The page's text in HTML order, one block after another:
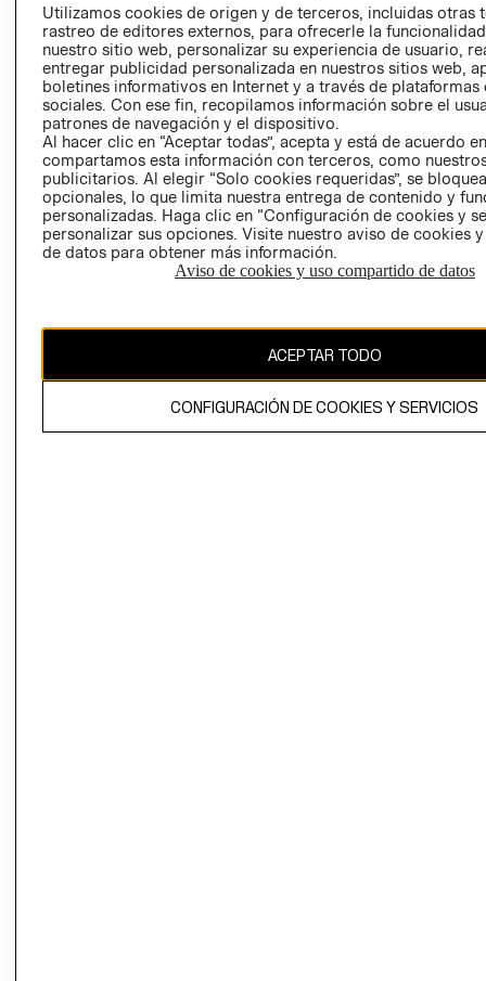
RELACIÓN CON
INVERSIONISTAS
POLÍTICA
EMPRESARIAL
- RETIRO EN
TIENDA
TÉRMINOS Y
CONDICIONES
AVISO DE
PRIVACIDAD
GIFT CARD
AVISO DE
COOKIES
CAMBIAR REGIÓN
Utilizamos cookies de origen y de terceros, incluidas otras
rastreo de editores externos, para ofrecerle la
nuestro sitio web, personalizar su experiencia de usuario,
entregar publicidad personalizada en nuestros sitios web,
boletines informativos en Internet y a través de plataformas
sociales. Con ese fin, recopilamos información sobre el
patrones de navegación y el dispositivo.
Al hacer clic en “Aceptar todas”, acepta y está de acuerdo
compartamos esta información con terceros, como
publicitarios. Al elegir “Solo cookies requeridas”, se
opcionales, lo que limita nuestra entrega de contenido y
personalizadas. Haga clic en “Configuración de cookies y
personalizar sus opciones. Visite nuestro aviso de cookies
de datos para obtener más información.
Aviso de cookies y uso compartido de datos
ACEPTAR TODO
CONFIGURACIÓN DE COOKIES Y SERVICIOS